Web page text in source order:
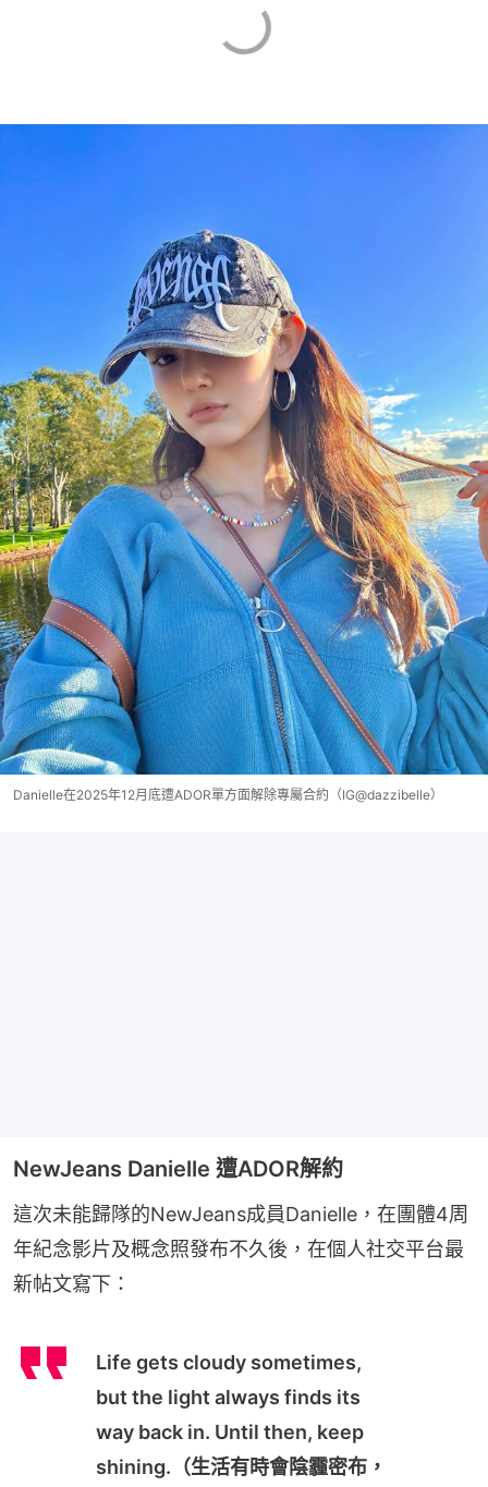
Danielle在2025年12月底遭ADOR單方面解除專屬合約（IG@dazzibelle）
NewJeans Danielle 遭ADOR解約
這次未能歸隊的NewJeans成員Danielle，在團體4周
年紀念影片及概念照發布不久後，在個人社交平台最
新帖文寫下：
Life gets cloudy sometimes,
but the light always finds its
way back in. Until then, keep
shining.（生活有時會陰霾密布，